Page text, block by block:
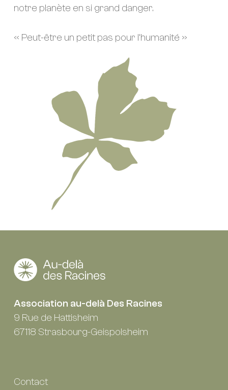
notre planète en si grand danger.
« Peut-être un petit pas pour l’humanité »
Association au-delà Des Racines
9 Rue de Hattisheim
67118 Strasbourg-Geispolsheim
Contact